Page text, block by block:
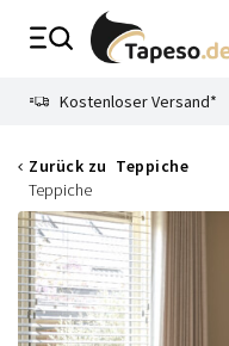
Zusammenbruch
Kostenloser Versand*
Zurück zu Teppiche
Teppiche